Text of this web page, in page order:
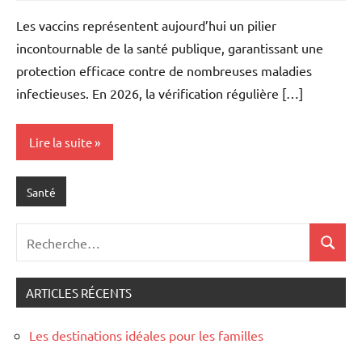
Les vaccins représentent aujourd’hui un pilier
incontournable de la santé publique, garantissant une
protection efficace contre de nombreuses maladies
infectieuses. En 2026, la vérification régulière […]
Lire la suite
Santé
pour
:
ARTICLES RÉCENTS
Les destinations idéales pour les familles